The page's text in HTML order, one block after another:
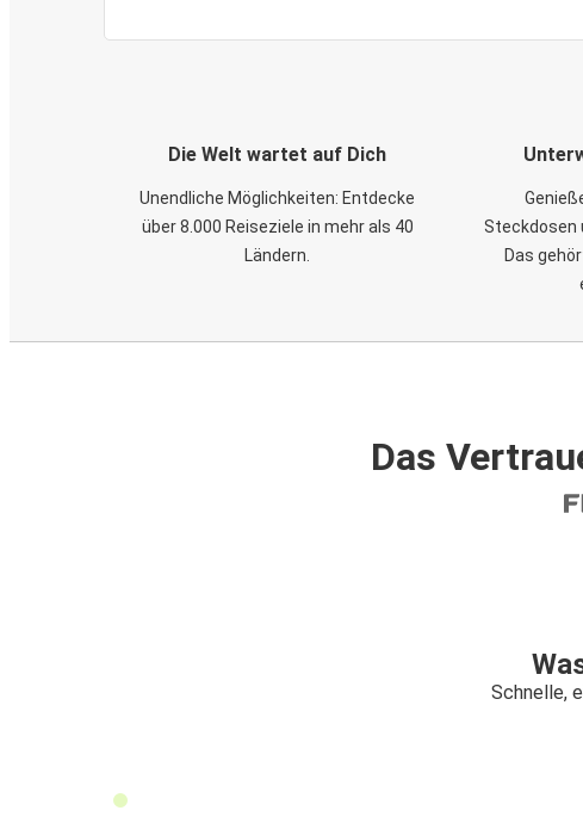
Die Welt wartet auf Dich
Unendliche Möglichkeiten: Entdecke
über 8.000 Reiseziele in mehr als 40
Ländern.
Steckdosen
Das
Das
Schnelle,